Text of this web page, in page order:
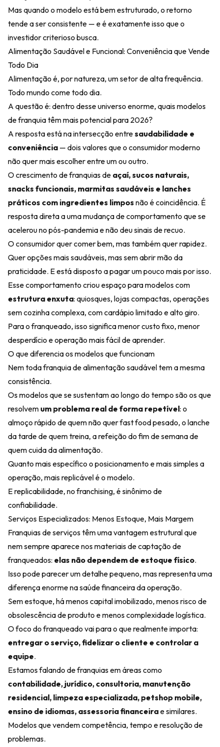
Mas quando o modelo está bem estruturado, o retorno
tende a ser consistente — e é exatamente isso que o
investidor criterioso busca.
Alimentação Saudável e Funcional: Conveniência que Vende
Todo Dia
Alimentação é, por natureza, um setor de alta frequência.
Todo mundo come todo dia.
A questão é: dentro desse universo enorme, quais modelos
de franquia têm mais potencial para 2026?
A resposta está na intersecção entresaudabilidade e
conveniência — dois valores que o consumidor moderno
não quer mais escolher entre um ou outro.
O crescimento de franquias de açaí, sucos naturais,
snacks funcionais, marmitas saudáveis e lanches
práticos com ingredientes limpos não é coincidência. É
resposta direta a uma mudança de comportamento que se
acelerou no pós-pandemia e não deu sinais de recuo.
O consumidor quer comer bem, mas também quer rapidez.
Quer opções mais saudáveis, mas sem abrir mão da
praticidade. E está disposto a pagar um pouco mais por isso.
Esse comportamento criou espaço para modelos com
estrutura enxuta: quiosques, lojas compactas, operações
sem cozinha complexa, com cardápio limitado e alto giro.
Para o franqueado, isso significa menor custo fixo, menor
desperdício e operação mais fácil de aprender.
O que diferencia os modelos que funcionam
Nem toda franquia de alimentação saudável tem a mesma
consistência.
Os modelos que se sustentam ao longo do tempo são os que
resolvem um problema real de forma repetível: o
almoço rápido de quem não quer fast food pesado, o lanche
da tarde de quem treina, a refeição do fim de semana de
quem cuida da alimentação.
Quanto mais específico o posicionamento e mais simples a
operação, mais replicável é o modelo.
E replicabilidade, no franchising, é sinônimo de
confiabilidade.
Serviços Especializados: Menos Estoque, Mais Margem
Franquias de serviços têm uma vantagem estrutural que
nem sempre aparece nos materiais de captação de
franqueados: elas não dependem de estoque físico.
Isso pode parecer um detalhe pequeno, mas representa uma
diferença enorme na saúde financeira da operação.
Sem estoque, há menos capital imobilizado, menos risco de
obsolescência de produto e menos complexidade logística.
O foco do franqueado vai para o que realmente importa:
entregar o serviço, fidelizar o cliente e controlar a
equipe.
Estamos falando de franquias em áreas como
contabilidade, jurídico, consultoria, manutenção
residencial, limpeza especializada, petshop mobile,
ensino de idiomas, assessoria financeirae similares.
Modelos que vendem competência, tempo e resolução de
problemas.